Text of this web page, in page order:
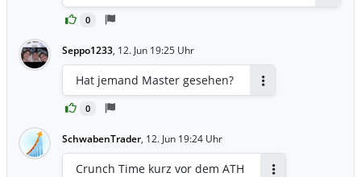
0
Seppo1233, 12. Jun 19:25 Uhr
0
Hat jemand Master gesehen?
SchwabenTrader, 12. Jun 19:24 Uhr
Crunch Time kurz vor dem ATH